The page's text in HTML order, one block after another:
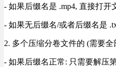
- 如果后缀名是 .mp4, 直接打
- 如果无后缀名/或者后缀名是
2. 多个压缩分卷文件的 (需要
- 如果后缀名正常: 只需要解压